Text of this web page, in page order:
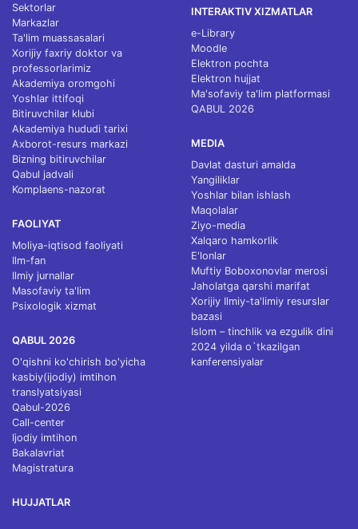
Sektorlar
Markazlar
Ta'lim muassasalari
Xorijiy faxriy doktor va
professorlarimiz
Akademiya oromgohi
Yoshlar ittifoqi
Bitiruvchilar klubi
Akademiya hududi tarixi
Axborot-resurs markazi
Bizning bitiruvchilar
Qabul jadvali
Komplaens-nazorat
FAOLIYAT
Moliya-iqtisod faoliyati
Ilm-fan
Ilmiy jurnallar
Masofaviy ta'lim
Psixologik xizmat
QABUL 2026
O'qishni ko'chirish bo'yicha
kasbiy(ijodiy) imtihon
translyatsiyasi
Qabul-2026
Call-center
Ijodiy imtihon
Bakalavriat
Magistratura
HUJJATLAR
INTERAKTIV XIZMATLAR
e-Library
Moodle
Elektron pochta
Elektron hujjat
Ma'sofaviy ta'lim platformasi
QABUL 2026
MEDIA
Davlat dasturi amalda
Yangiliklar
Yoshlar bilan ishlash
Maqolalar
Ziyo-media
Xalqaro hamkorlik
E'lonlar
Muftiy Boboxonovlar merosi
Jaholatga qarshi marifat
Xorijiy Ilmiy-ta'limiy resurslar
bazasi
Islom – tinchlik va ezgulik dini
2024 yilda o`tkazilgan
kanferensiyalar